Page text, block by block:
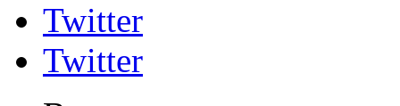
Twitter
Twitter